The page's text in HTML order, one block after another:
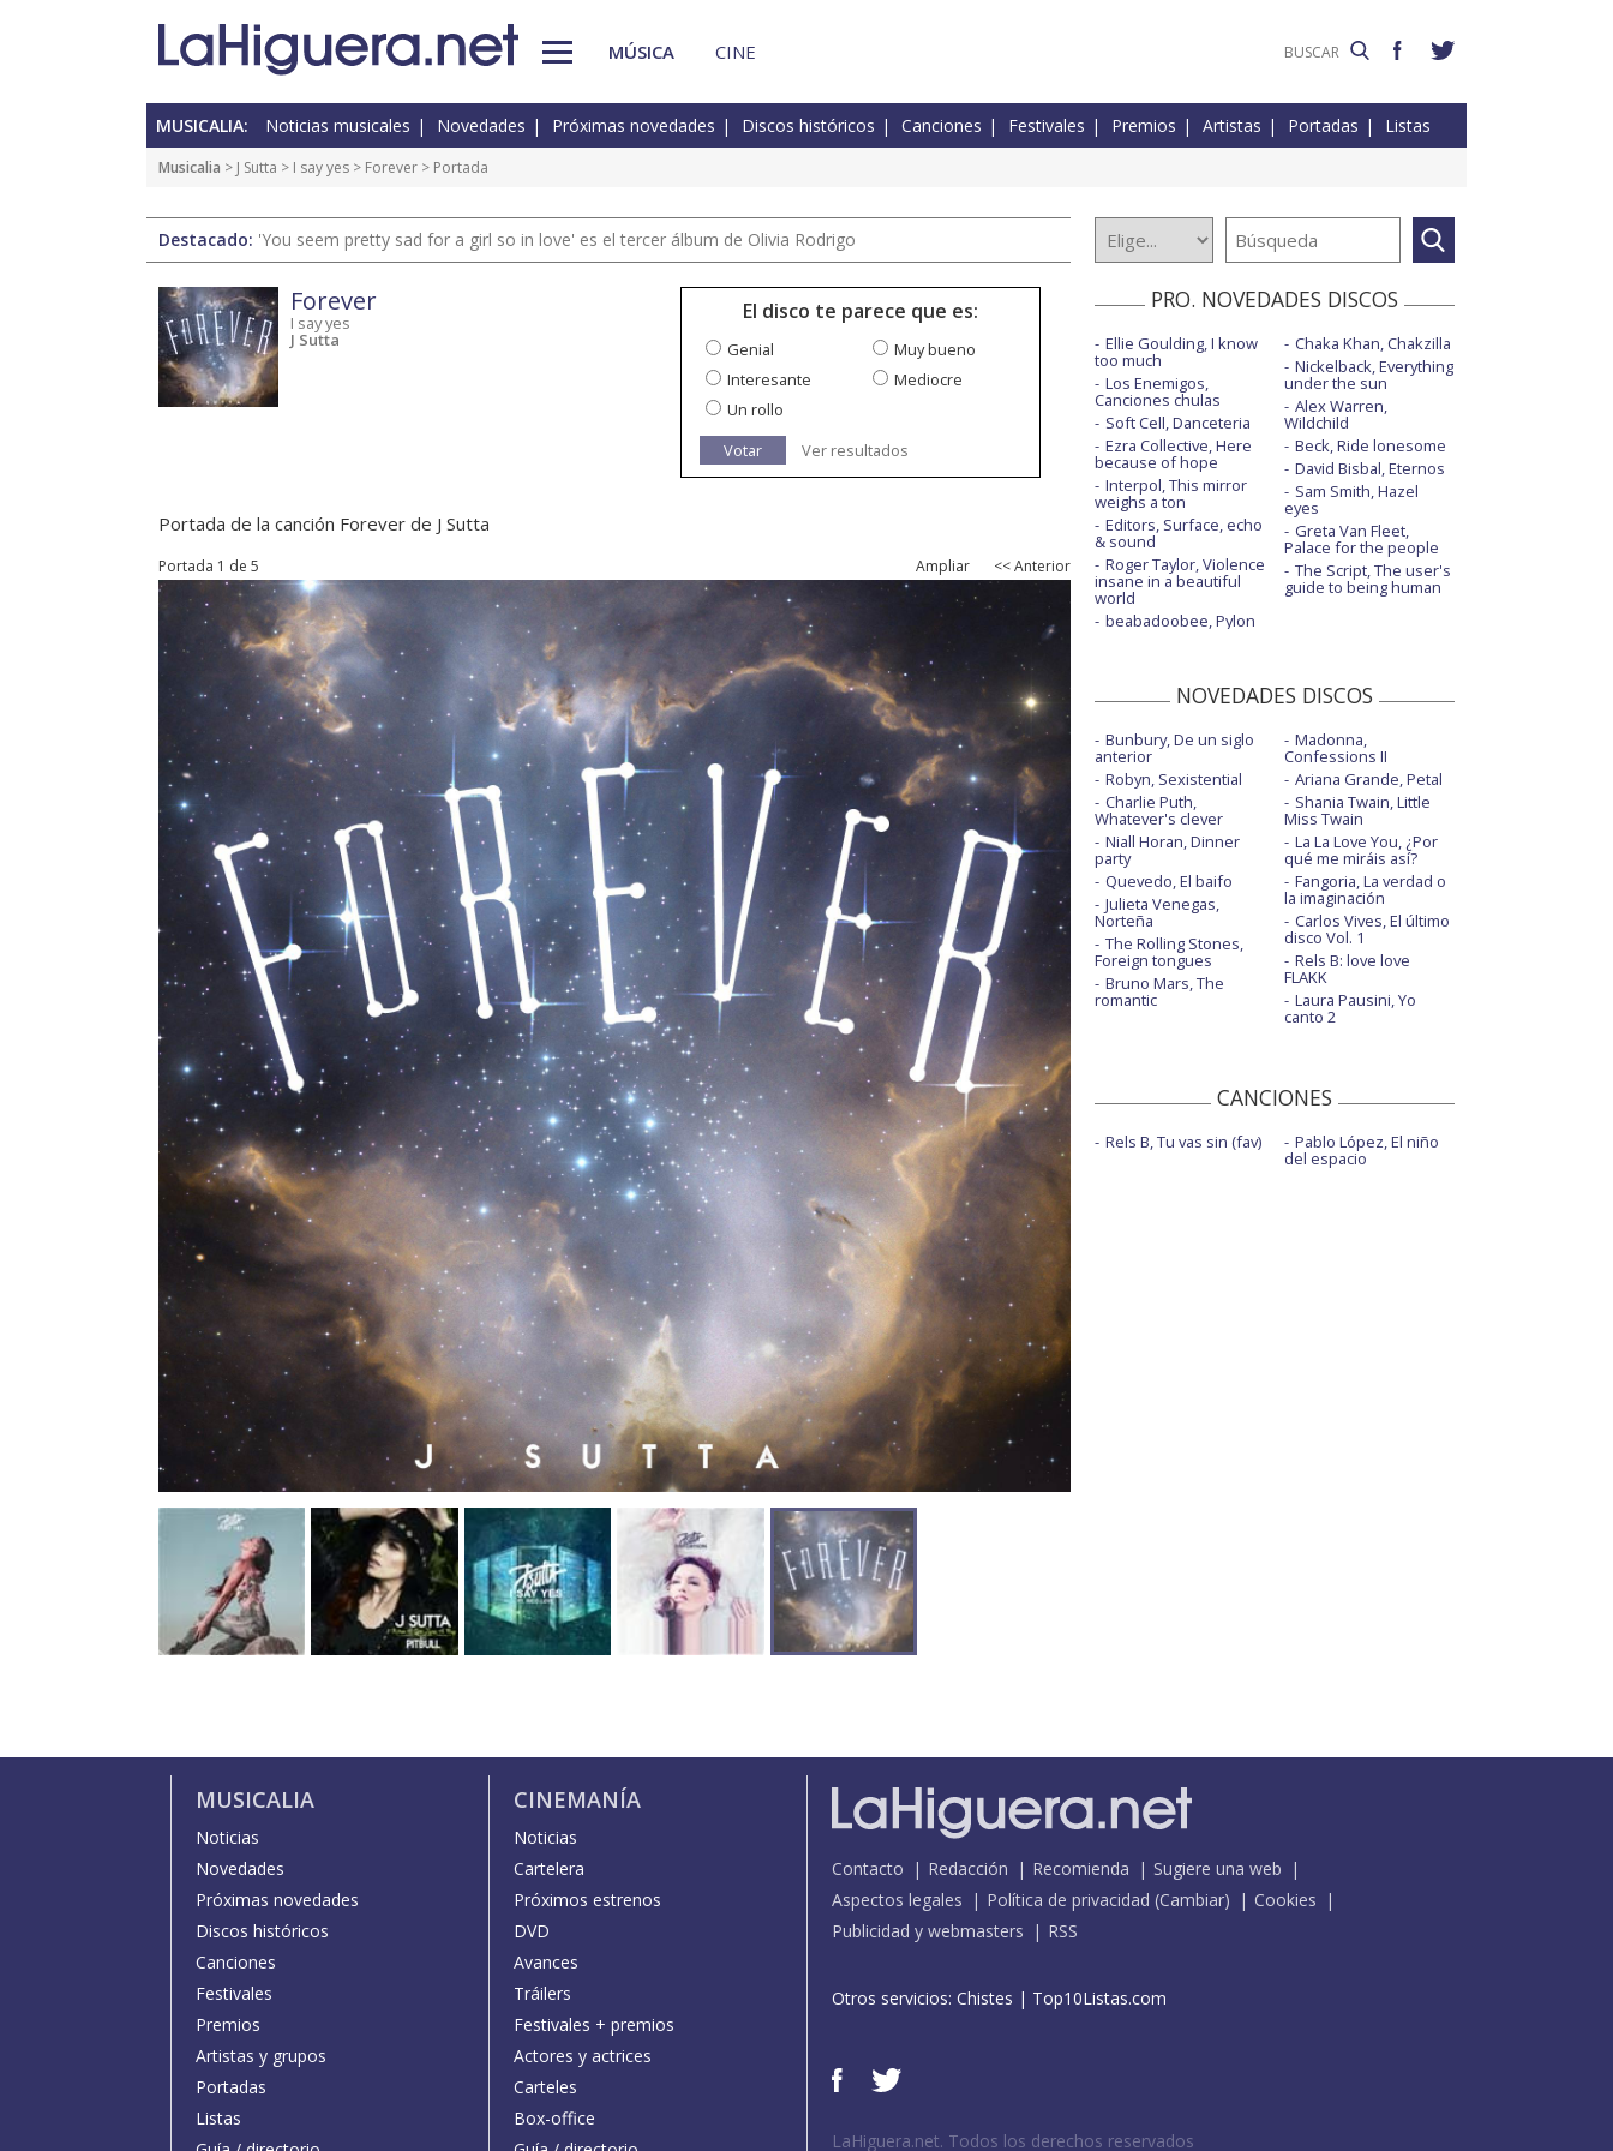
MÚSICA CINE
MUSICALIA: Noticias musicales Novedades Próximas novedades Discos históricos Canciones Festivales Premios Artistas Portadas Listas
Musicalia > J Sutta > I say yes > Forever > Portada
Destacado: 'You seem pretty sad for a girl so in love' es el tercer álbum de Olivia Rodrigo
Forever
I say yes
J Sutta
El disco te parece que es:
Genial
Muy bueno
Interesante
Mediocre
Un rollo
Votar
Ver resultados
Portada de la canción Forever de J Sutta
Portada 1 de 5 Ampliar << Anterior
PRO. NOVEDADES DISCOS
Ellie Goulding, I know
too much
Los Enemigos,
Canciones chulas
Soft Cell, Danceteria
Ezra Collective, Here
because of hope
Interpol, This mirror
weighs a ton
Editors, Surface, echo
& sound
Roger Taylor, Violence
insane in a beautiful
world
beabadoobee, Pylon
Chaka Khan, Chakzilla
Nickelback, Everything
under the sun
Alex Warren,
Wildchild
Beck, Ride lonesome
David Bisbal, Eternos
Sam Smith, Hazel
eyes
Greta Van Fleet,
Palace for the people
The Script, The user's
guide to being human
NOVEDADES DISCOS
Bunbury, De un siglo
anterior
Robyn, Sexistential
Charlie Puth,
Whatever's clever
Niall Horan, Dinner
party
Quevedo, El baifo
Julieta Venegas,
Norteña
The Rolling Stones,
Foreign tongues
Bruno Mars, The
romantic
Madonna,
Confessions II
Ariana Grande, Petal
Shania Twain, Little
Miss Twain
La La Love You, ¿Por
qué me miráis así?
Fangoria, La verdad o
la imaginación
Carlos Vives, El último
disco Vol. 1
Rels B: love love
FLAKK
Laura Pausini, Yo
canto 2
CANCIONES
Rels B, Tu vas sin (fav) Pablo López, El niño
del espacio
MUSICALIA
Noticias
Novedades
Próximas novedades
Discos históricos
Canciones
Festivales
Premios
Artistas y grupos
Portadas
Listas
CINEMANÍA
Noticias
Cartelera
Próximos estrenos
DVD
Avances
Tráilers
Festivales + premios
Actores y actrices
Carteles
Box-office
Contacto Redacción Recomienda
Sugiere una web
Aspectos legales
Política de privacidad (Cambiar)
Cookies
Publicidad y webmasters
RSS
Otros servicios: Chistes | Top10Listas.com
LaHiguera.net. Todos los derechos reservados